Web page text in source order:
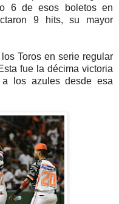
6 de esos boletos en
9 hits, su mayor
Toros en serie regular
fue la décima victoria
los azules desde esa